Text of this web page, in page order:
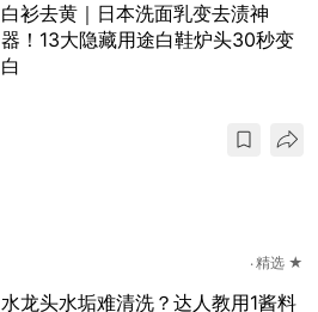
白衫去黄｜日本洗面乳变去渍神
器！13大隐藏用途白鞋炉头30秒变
白
精选 ★
水龙头水垢难清洗？达人教用1酱料